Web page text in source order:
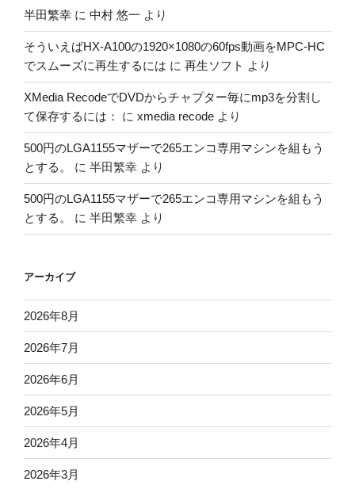
半田繁幸 に 中村 悠一 より
そういえばHX-A100の1920×1080の60fps動画をMPC-HC
でスムーズに再生するには に 再生ソフト より
XMedia RecodeでDVDからチャプター毎にmp3を分割し
て保存するには：
に xmedia recode より
500円のLGA1155マザーで265エンコ専用マシンを組もう
とする。
に 半田繁幸 より
500円のLGA1155マザーで265エンコ専用マシンを組もう
とする。
に 半田繁幸 より
アーカイブ
2026年8月
2026年7月
2026年6月
2026年5月
2026年4月
2026年3月